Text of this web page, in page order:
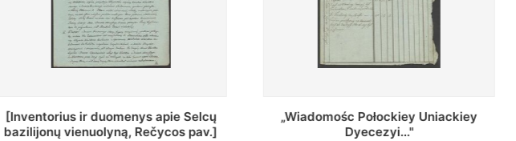
„Wiadomośc Połockiey Uniackiey
Dyecezyi..."
Regestr Parochow Dekanatu
Brzeskiego